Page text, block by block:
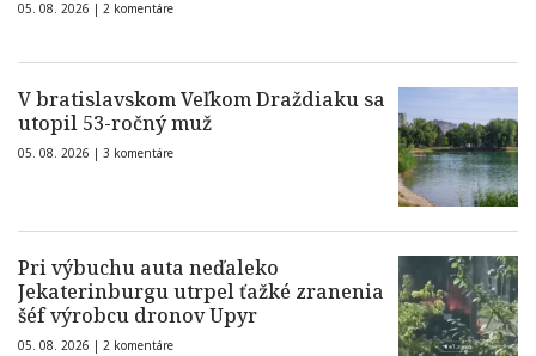
05. 08. 2026 | 2 komentáre
V bratislavskom Veľkom Draždiaku sa
utopil 53-ročný muž
05. 08. 2026 | 3 komentáre
Pri výbuchu auta neďaleko
Jekaterinburgu utrpel ťažké zranenia
šéf výrobcu dronov Upyr
05. 08. 2026 | 2 komentáre